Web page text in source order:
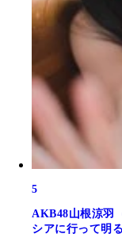
5
AKB48山根涼羽
シアに行って明